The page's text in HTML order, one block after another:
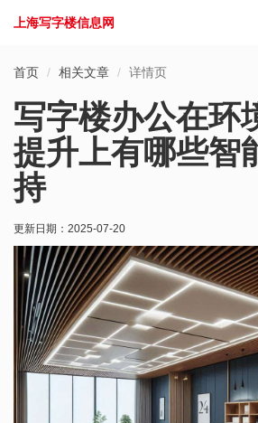
上海写字楼信息网
首页 相关文章 详情页
写字楼办公在环
提升上有哪些智
持
更新日期： 2025-07-20